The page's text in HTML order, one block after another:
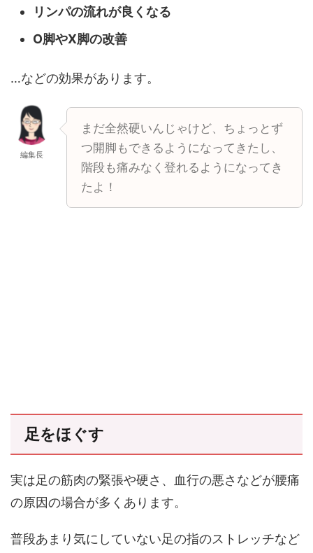
リンパの流れが良くなる
O脚やX脚の改善
…などの効果があります。
編集長
まだ全然硬いんじゃけど、ちょっとず
つ開脚もできるようになってきたし、
階段も痛みなく登れるようになってき
たよ！
足をほぐす
実は足の筋肉の緊張や硬さ、血行の悪さなどが腰痛
の原因の場合が多くあります。
普段あまり気にしていない足の指のストレッチなど